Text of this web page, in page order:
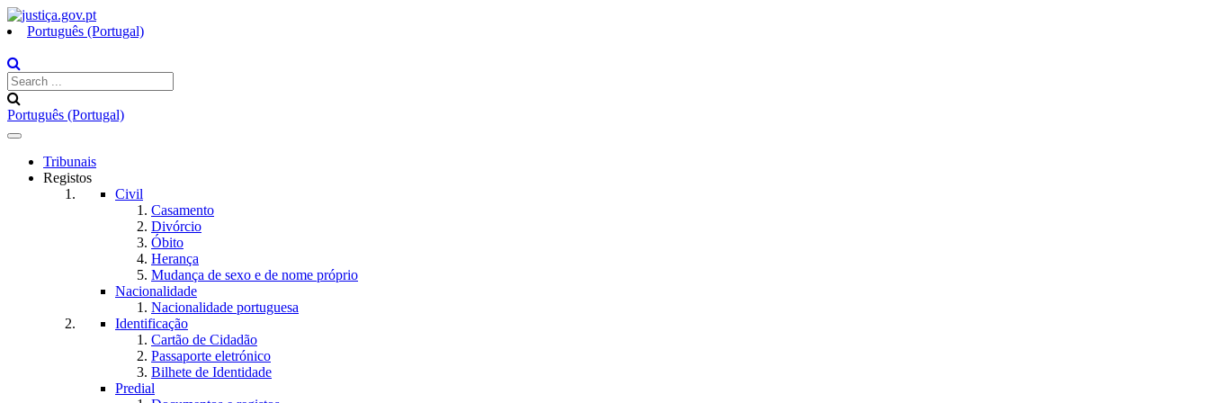
Português (Portugal)
Português (Portugal)
Toggle
navigationTribunais
Registos
Civil
Casamento
Divórcio
Óbito
Herança
Mudança de sexo e de nome próprio
Nacionalidade
Nacionalidade portuguesa
Identificação
Cartão de Cidadão
Passaporte eletrónico
Bilhete de Identidade
Predial